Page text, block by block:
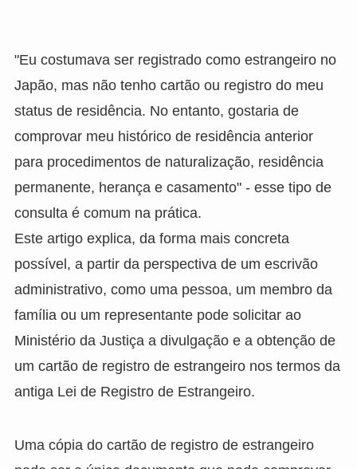
"Eu costumava ser registrado como estrangeiro no
Japão, mas não tenho cartão ou registro do meu
status de residência. No entanto, gostaria de
comprovar meu histórico de residência anterior
para procedimentos de naturalização, residência
permanente, herança e casamento" - esse tipo de
consulta é comum na prática.
Este artigo explica, da forma mais concreta
possível, a partir da perspectiva de um escrivão
administrativo, como uma pessoa, um membro da
família ou um representante pode solicitar ao
Ministério da Justiça a divulgação e a obtenção de
um cartão de registro de estrangeiro nos termos da
antiga Lei de Registro de Estrangeiro.
Uma cópia do cartão de registro de estrangeiro